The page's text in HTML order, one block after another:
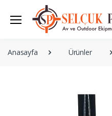
Anasayfa Ürünler